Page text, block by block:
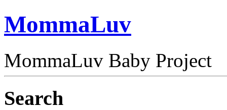
MommaLuv
MommaLuv Baby Project
Search